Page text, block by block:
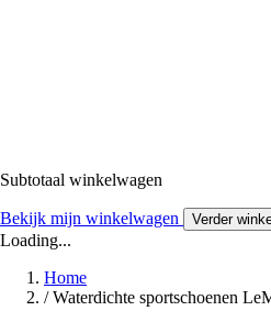
Subtotaal winkelwagen
Bekijk mijn winkelwagen Verder
Loading...
Home
/ Waterdichte sportschoenen